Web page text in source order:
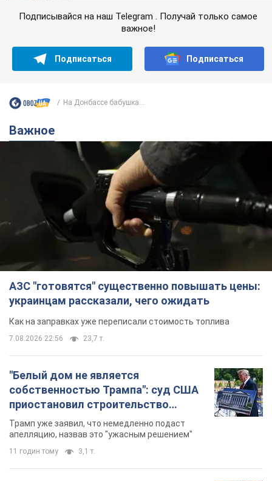
Подписывайся на наш Telegram . Получай только самое
важное!
Подписаться Подписаться
На Донбассе бабушка...
Важное
АЗС "готовятся" существенно повышать цены:
украинцам рассказали, чего ожидать
Как на заправках уже переписали стоимость топлива
7.08.2026 22:56 23,7 т.
"Белый дом не является
собственностью Трампа": суд США
приостановил строительство
бального зала стоимостью 400 млн
долларов
Трамп уже заявил, что немедленно подаст
апелляцию, назвав это "ужасным решением"
11 годин тому 3,1 т.